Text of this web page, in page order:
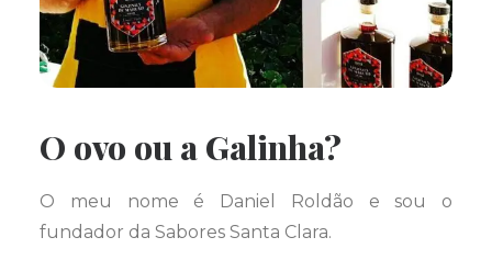
O ovo ou a Galinha?
O meu nome é Daniel Roldão e sou o
fundador da Sabores Santa Clara.